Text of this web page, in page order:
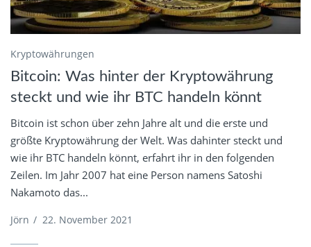
Kryptowährungen
Bitcoin: Was hinter der Kryptowährung
steckt und wie ihr BTC handeln könnt
Bitcoin ist schon über zehn Jahre alt und die erste und
größte Kryptowährung der Welt. Was dahinter steckt und
wie ihr BTC handeln könnt, erfahrt ihr in den folgenden
Zeilen. Im Jahr 2007 hat eine Person namens Satoshi
Nakamoto das...
Jörn / 22. November 2021